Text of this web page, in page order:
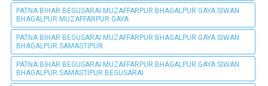
PATNA BIHAR BEGUSARAI MUZAFFARPUR BHAGALPUR GAYA SIWAN
BHAGALPUR MUZAFFARPUR GAYA
PATNA BIHAR BEGUSARAI MUZAFFARPUR BHAGALPUR GAYA SIWAN
BHAGALPUR SAMASTIPUR
PATNA BIHAR BEGUSARAI MUZAFFARPUR BHAGALPUR GAYA SIWAN
BHAGALPUR SAMASTIPUR BEGUSARAI